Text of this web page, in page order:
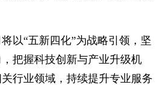
以“五新四化”为战略引领，坚
把握科技创新与产业升级机
行业领域，持续提升专业服务